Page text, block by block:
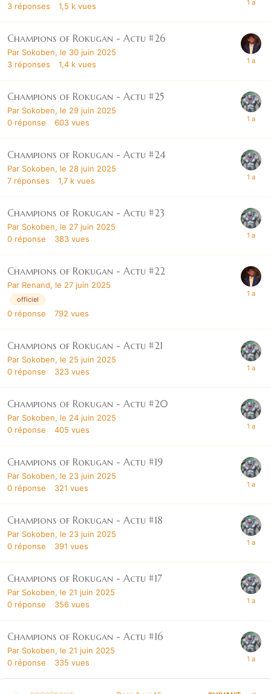
3 réponses 1,5 k vues
Champions of Rokugan - Actu #26
Par Sokoben, le 30 juin 2025
3 réponses 1,4 k vues
Champions of Rokugan - Actu #25
Par Sokoben, le 29 juin 2025
0 réponse 603 vues
Champions of Rokugan - Actu #24
Par Sokoben, le 28 juin 2025
7 réponses 1,7 k vues
Champions of Rokugan - Actu #23
Par Sokoben, le 27 juin 2025
0 réponse 383 vues
Champions of Rokugan - Actu #22
Par Renand, le 27 juin 2025
officiel
0 réponse 792 vues
Champions of Rokugan - Actu #21
Par Sokoben, le 25 juin 2025
0 réponse 323 vues
Champions of Rokugan - Actu #20
Par Sokoben, le 24 juin 2025
0 réponse 405 vues
Champions of Rokugan - Actu #19
Par Sokoben, le 23 juin 2025
0 réponse 321 vues
Champions of Rokugan - Actu #18
Par Sokoben, le 23 juin 2025
0 réponse 391 vues
Champions of Rokugan - Actu #17
Par Sokoben, le 21 juin 2025
0 réponse 356 vues
Champions of Rokugan - Actu #16
Par Sokoben, le 21 juin 2025
0 réponse 335 vues